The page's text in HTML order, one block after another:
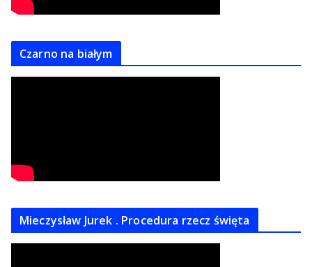
Czarno na białym
Mieczysław Jurek . Procedura rzecz święta